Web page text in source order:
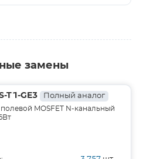
замены
T1-GE3 Полный аналог
MOSFET N-канальный